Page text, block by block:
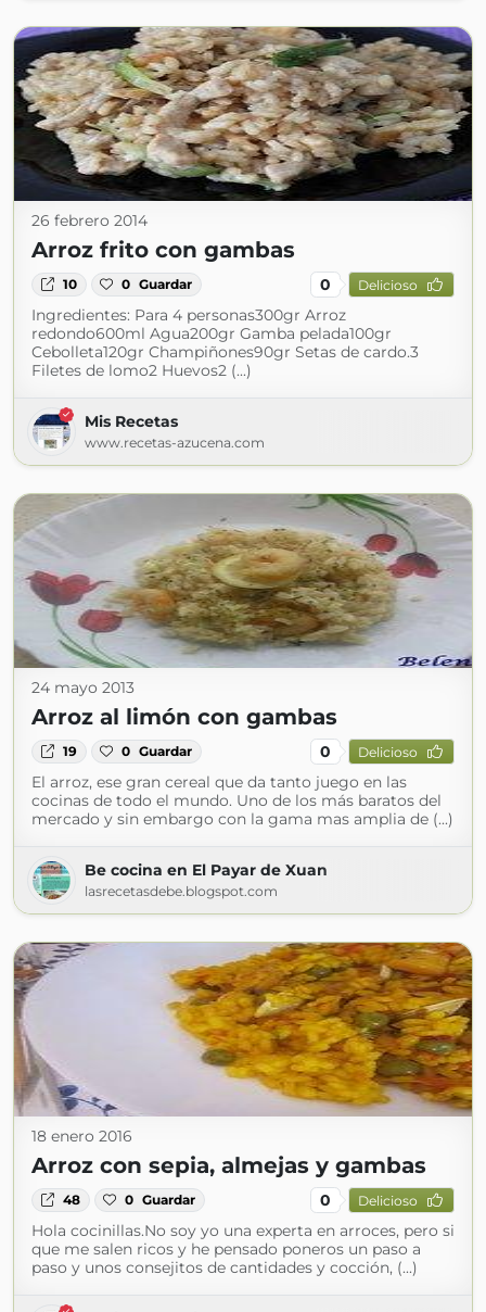
26 febrero 2014
Arroz frito con gambas
10 0 Guardar 0 Delicioso
Ingredientes: Para 4 personas300gr Arroz
redondo600ml Agua200gr Gamba pelada100gr
Cebolleta120gr Champiñones90gr Setas de cardo.3
Filetes de lomo2 Huevos2 (...)
Mis Recetas
www.recetas-azucena.com
24 mayo 2013
Arroz al limón con gambas
19 0 Guardar 0 Delicioso
El arroz, ese gran cereal que da tanto juego en las
cocinas de todo el mundo. Uno de los más baratos del
mercado y sin embargo con la gama mas amplia de (...)
Be cocina en El Payar de Xuan
lasrecetasdebe.blogspot.com
18 enero 2016
Arroz con sepia, almejas y gambas
48 0 Guardar 0 Delicioso
Hola cocinillas.No soy yo una experta en arroces, pero si
que me salen ricos y he pensado poneros un paso a
paso y unos consejitos de cantidades y cocción, (...)